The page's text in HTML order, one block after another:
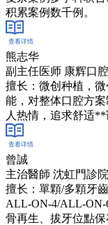
积累案例数千例。
查看详情
熊志华
副主任医师 康辉口
擅长：微创种植，
能，对整体口腔方
人热情，追求舒适**
查看详情
曾誠
主治醫師 沈虹門診
擅长：單顆/多顆牙
ALL‑ON‑4/
骨再生、拔牙位點